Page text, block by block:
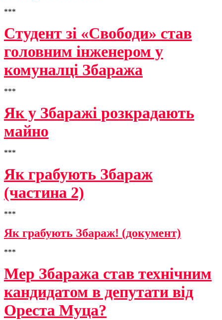
***
Студент зі «Свободи» став
головним інженером у
комуналці Збаража
***
Як у Збаражі розкрадають
майно
***
Як грабують Збараж
(частина 2)
***
Як грабують Збараж! (документ)
***
Мер Збаража став технічним
кандидатом в депутати від
Ореста Муца?